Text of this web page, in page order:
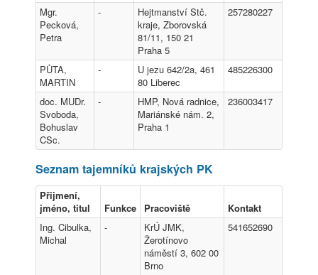
Mgr.
Pecková,
Petra
-
Hejtmanství Stč.
kraje, Zborovská
81/11, 150 21
Praha 5
257280227
PŮTA,
MARTIN
-
U jezu 642/2a, 461
80 Liberec
485226300
doc. MUDr.
Svoboda,
Bohuslav
CSc.
-
HMP, Nová radnice,
Mariánské nám. 2,
Praha 1
236003417
Seznam tajemníků krajských PK
Přijmení,
jméno, titul
Funkce Pracoviště
Kontakt
Ing. Cibulka,
Michal
-
KrÚ JMK,
Žerotínovo
náměstí 3, 602 00
Brno
541652690